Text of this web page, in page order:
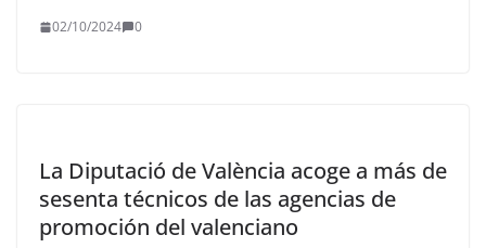
02/10/2024 0
La Diputació de València acoge a más de
sesenta técnicos de las agencias de
promoción del valenciano